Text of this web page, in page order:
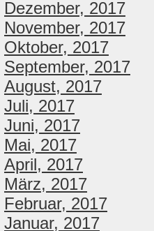
Dezember, 2017
November, 2017
Oktober, 2017
September, 2017
August, 2017
Juli, 2017
Juni, 2017
Mai, 2017
April, 2017
März, 2017
Februar, 2017
Januar, 2017